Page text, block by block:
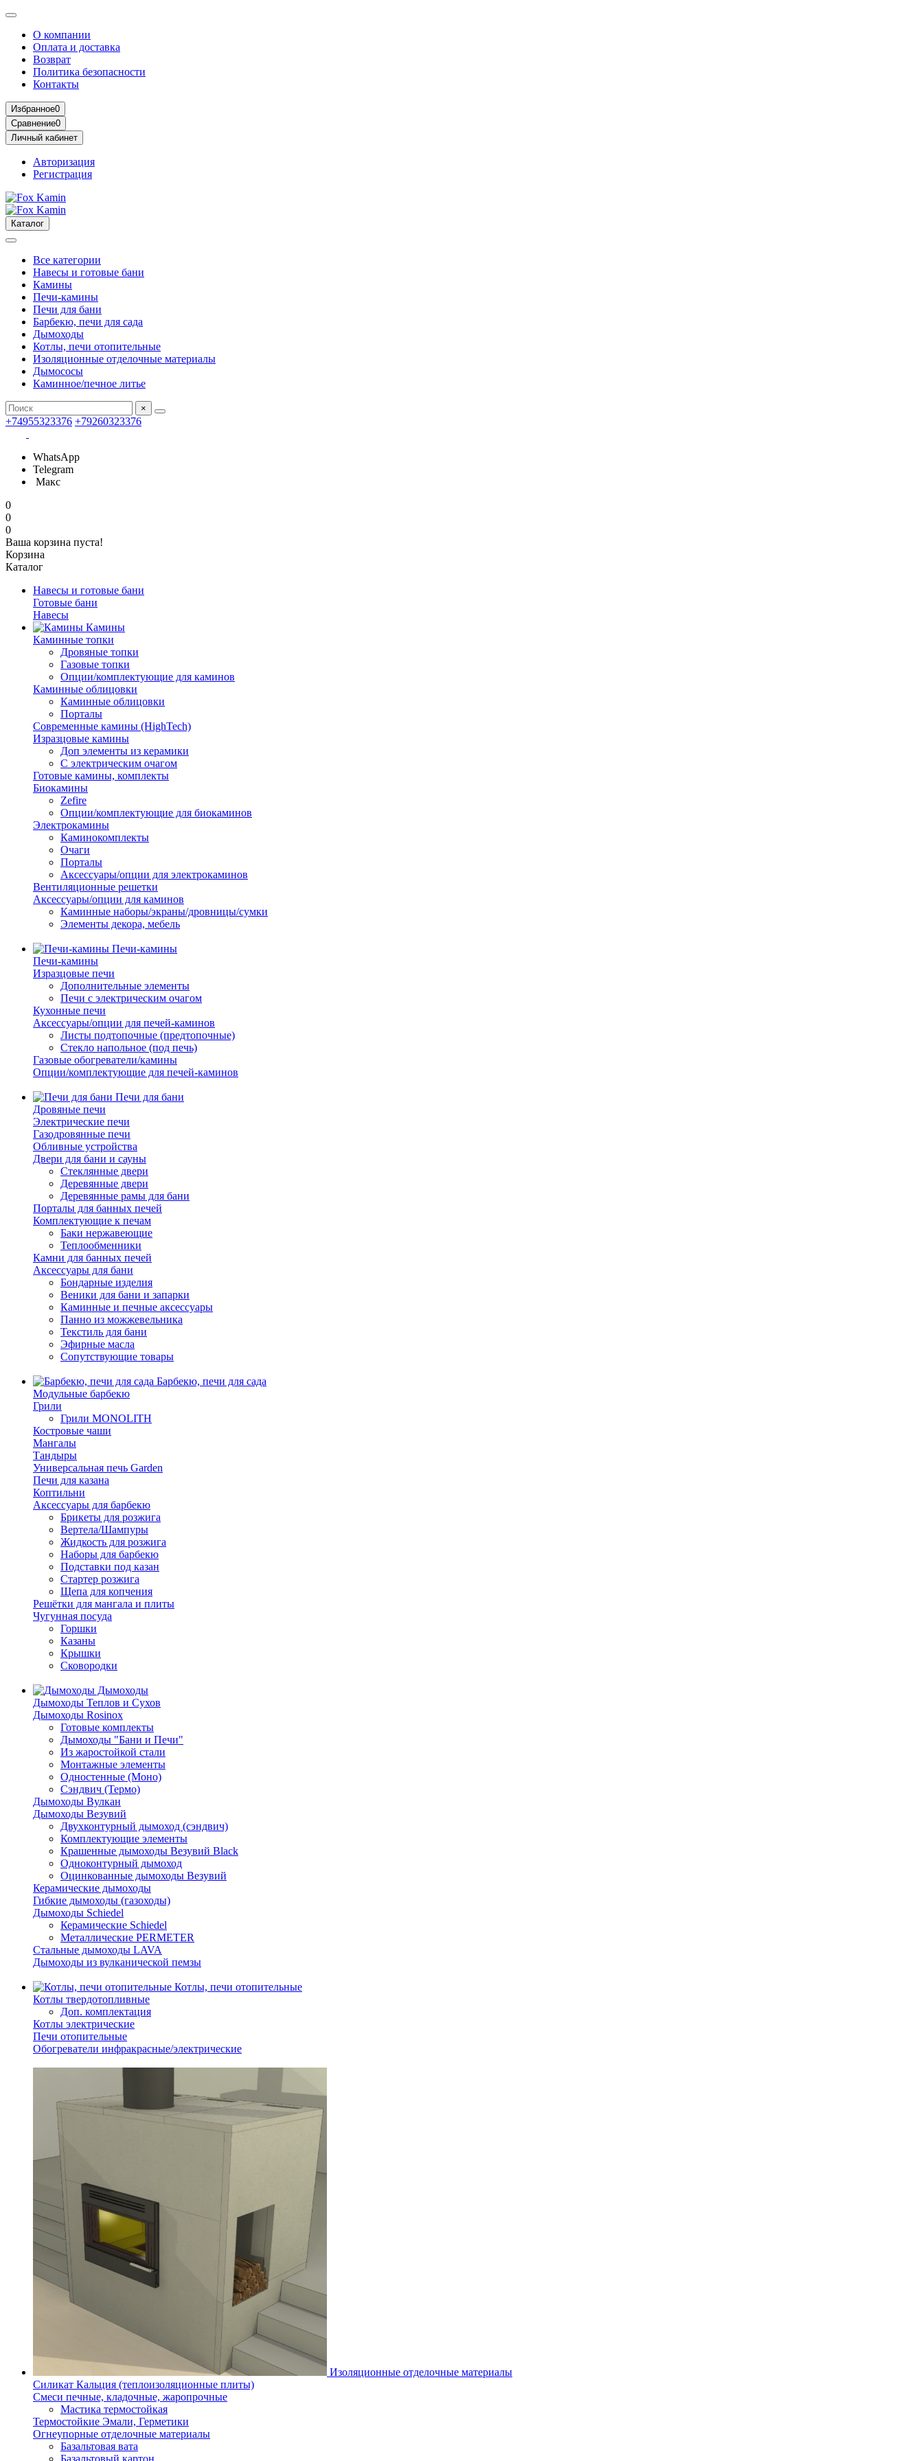
О компании
Оплата и доставка
Возврат
Политика безопасности
Контакты
Избранное0
Сравнение0
Личный кабинет
Авторизация
Регистрация
Каталог
Все категории
Навесы и готовые бани
Камины
Печи-камины
Печи для бани
Барбекю, печи для сада
Дымоходы
Котлы, печи отопительные
Изоляционные отделочные материалы
Дымососы
Каминное/печное литье
×
+74955323376 +79260323376
WhatsApp
Telegram
Макс
0
0
0
Ваша корзина пуста!
Корзина
Каталог
Навесы и готовые бани
Готовые бани
Навесы
Камины
Каминные топки
Дровяные топки
Газовые топки
Опции/комплектующие для каминов
Каминные облицовки
Каминные облицовки
Порталы
Современные камины (HighTech)
Изразцовые камины
Доп элементы из керамики
С электрическим очагом
Готовые камины, комплекты
Биокамины
Zefire
Опции/комплектующие для биокаминов
Электрокамины
Каминокомплекты
Очаги
Порталы
Аксессуары/опции для электрокаминов
Вентиляционные решетки
Аксессуары/опции для каминов
Каминные наборы/экраны/дровницы/сумки
Элементы декора, мебель
Печи-камины
Печи-камины
Изразцовые печи
Дополнительные элементы
Печи с электрическим очагом
Кухонные печи
Аксессуары/опции для печей-каминов
Листы подтопочные (предтопочные)
Стекло напольное (под печь)
Газовые обогреватели/камины
Опции/комплектующие для печей-каминов
Печи для бани
Дровяные печи
Электрические печи
Газодровянные печи
Обливные устройства
Двери для бани и сауны
Стеклянные двери
Деревянные двери
Деревянные рамы для бани
Порталы для банных печей
Комплектующие к печам
Баки нержавеющие
Теплообменники
Камни для банных печей
Аксессуары для бани
Бондарные изделия
Веники для бани и запарки
Каминные и печные аксессуары
Панно из можжевельника
Текстиль для бани
Эфирные масла
Сопутствующие товары
Барбекю, печи для сада
Модульные барбекю
Грили
Грили MONOLITH
Костровые чаши
Мангалы
Тандыры
Универсальная печь Garden
Печи для казана
Коптильни
Аксессуары для барбекю
Брикеты для розжига
Вертела/Шампуры
Жидкость для розжига
Наборы для барбекю
Подставки под казан
Стартер розжига
Щепа для копчения
Решётки для мангала и плиты
Чугунная посуда
Горшки
Казаны
Крышки
Сковородки
Дымоходы
Дымоходы Теплов и Сухов
Дымоходы Rosinox
Готовые комплекты
Дымоходы "Бани и Печи"
Из жаростойкой стали
Монтажные элементы
Одностенные (Моно)
Сэндвич (Термо)
Дымоходы Вулкан
Дымоходы Везувий
Двухконтурный дымоход (сэндвич)
Комплектующие элементы
Крашенные дымоходы Везувий Black
Одноконтурный дымоход
Оцинкованные дымоходы Везувий
Керамические дымоходы
Гибкие дымоходы (газоходы)
Дымоходы Schiedel
Керамические Schiedel
Металлические PERMETER
Стальные дымоходы LAVA
Дымоходы из вулканической пемзы
Котлы, печи отопительные
Котлы твердотопливные
Доп. комплектация
Котлы электрические
Печи отопительные
Обогреватели инфракрасные/электрические
Изоляционные отделочные материалы
Силикат Кальция (теплоизоляционные плиты)
Смеси печные, кладочные, жаропрочные
Мастика термостойкая
Термостойкие Эмали, Герметики
Огнеупорные отделочные материалы
Базальтовая вата
Базальтовый картон